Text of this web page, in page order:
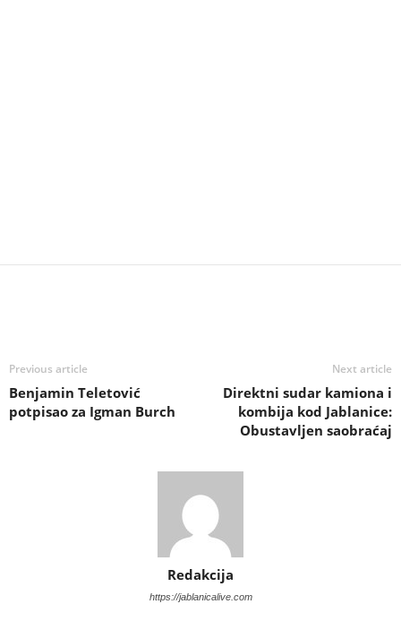
Previous article
Benjamin Teletović
potpisao za Igman Burch
Next article
Direktni sudar kamiona i
kombija kod Jablanice:
Obustavljen saobraćaj
Redakcija
https://jablanicalive.com